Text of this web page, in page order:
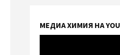
МЕДИА ХИМИЯ НА YOU